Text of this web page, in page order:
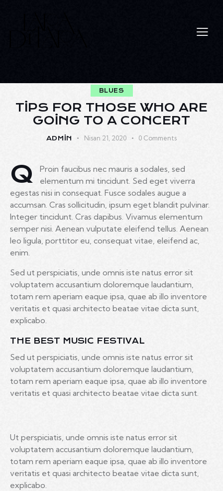
BLUES
TIPS FOR THOSE WHO ARE
GOING TO A CONCERT
ADMIN Nisan 21, 2020 0 Comments
Q
Proin faucibus nec mauris a sodales, sed
elementum mi tincidunt. Sed eget viverra
egestas nisi in consequat. Fusce sodales augue a
accumsan. Cras sollicitudin, ipsum eget blandit pulvinar.
Integer tincidunt. Cras dapibus. Vivamus elementum
semper nisi. Aenean vulputate eleifend tellus. Aenean
leo ligula, porttitor eu, consequat vitae, eleifend ac,
enim.
Sed ut perspiciatis, unde omnis iste natus error sit
voluptatem accusantium doloremque laudantium,
totam rem aperiam eaque ipsa, quae ab illo inventore
veritatis et quasi architecto beatae vitae dicta sunt,
explicabo.
THE BEST MUSIC FESTIVAL
Sed ut perspiciatis, unde omnis iste natus error sit
voluptatem accusantium doloremque laudantium,
totam rem aperiam eaque ipsa, quae ab illo inventore
veritatis et quasi architecto beatae vitae dicta sunt.
Ut perspiciatis, unde omnis iste natus error sit
voluptatem accusantium doloremque laudantium,
totam rem aperiam eaque ipsa, quae ab illo inventore
veritatis et quasi architecto beatae vitae dicta sunt,
explicabo.